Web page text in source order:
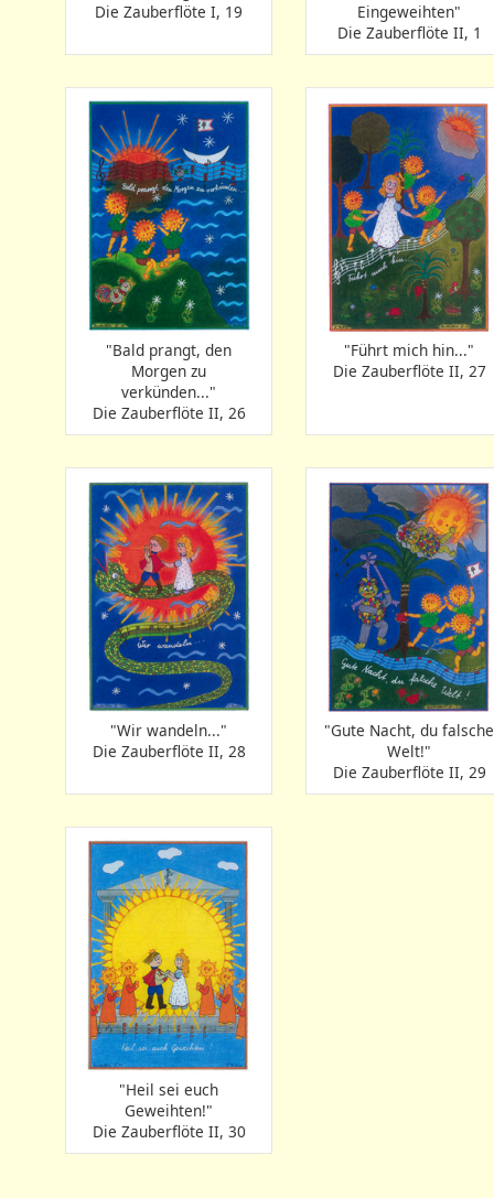
Die Zauberflöte I, 19
Eingeweihten"
Die Zauberflöte II, 1
"Bald prangt, den
Morgen zu
verkünden..."
Die Zauberflöte II, 26
"Führt mich hin..."
Die Zauberflöte II, 27
"Wir wandeln..."
Die Zauberflöte II, 28
"Gute Nacht, du falsche
Welt!"
Die Zauberflöte II, 29
"Heil sei euch
Geweihten!"
Die Zauberflöte II, 30